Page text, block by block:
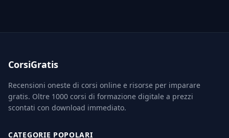
CorsiGratis
Recensioni oneste di corsi online e risorse per imparare
gratis. Oltre 1000 corsi di formazione digitale a prezzi
scontati con download immediato.
CATEGORIE POPOLARI